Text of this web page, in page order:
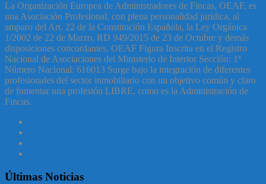
La Organización Europea de Administradores de Fincas, OEAF, es
una Asociación Profesional, con plena personalidad jurídica, al
amparo del Art. 22 de la Constitución Española, la Ley Orgánica
1/2002 de 22 de Marzo, RD 949/2015 de 23 de Octubre y demás
disposiciones concordantes. OEAF Figura Inscrita en el Registro
Nacional de Asociaciones del Ministerio de Interior Sección: 1ª
Número Nacional: 616013 Surge bajo la integración de diferentes
profesionales del sector inmobiliario con un objetivo común y claro
de fomentar una profesión LIBRE, como es la Administración de
Fincas.
Últimas Noticias